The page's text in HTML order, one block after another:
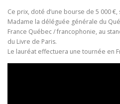
Ce prix, doté d’une bourse de 5 000
Madame la déléguée générale du
France Québec / francophonie, au
du Livre de Paris.
Le lauréat effectuera une tournée en